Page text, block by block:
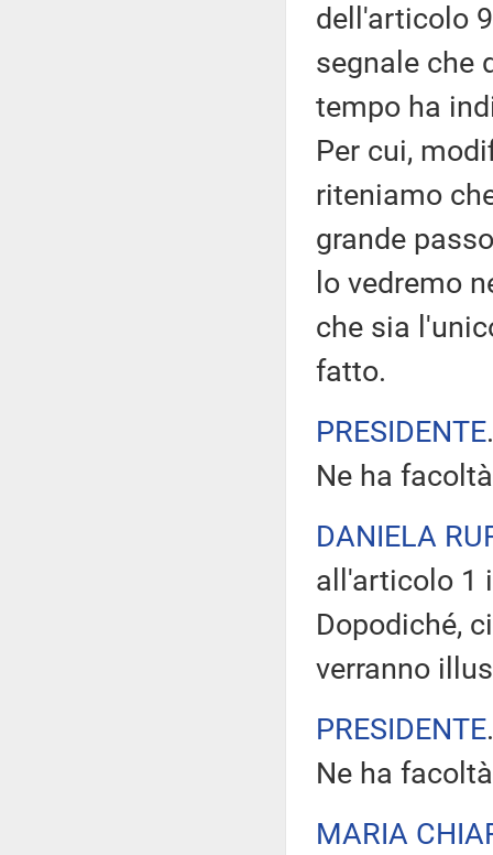
dell'articolo
segnale che
tempo ha
Per cui,
riteniamo
grande
lo vedremo
che sia
fatto.
PRESIDENTE
Ne ha
DANIELA
all'articolo 1
Dopodiché,
verranno
PRESIDENTE
Ne ha
MARIA